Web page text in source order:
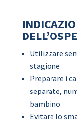
Utilizzare
stagione
Preparare i
separate,
bambino
Evitare lo